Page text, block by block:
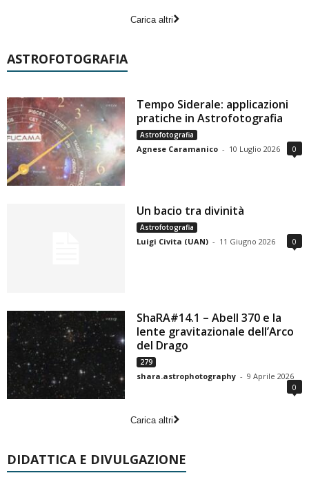
Carica altri
ASTROFOTOGRAFIA
Tempo Siderale: applicazioni
pratiche in Astrofotografia
Astrofotografia
Agnese Caramanico - 10 Luglio 2026 0
Un bacio tra divinità
Astrofotografia
Luigi Civita (UAN) - 11 Giugno 2026 0
ShaRA#14.1 – Abell 370 e la
lente gravitazionale dell’Arco
del Drago
279
shara.astrophotography - 9 Aprile 2026
0
Carica altri
DIDATTICA E DIVULGAZIONE